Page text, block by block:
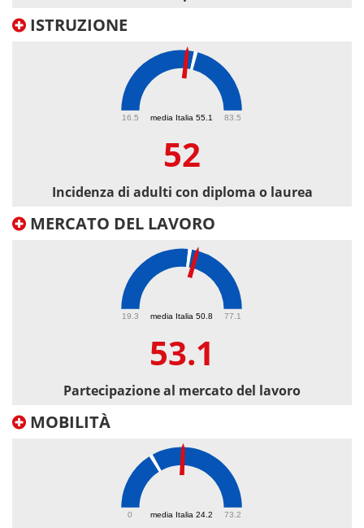
ISTRUZIONE
media Italia 55.1
16.5 83.5
52
Incidenza di adulti con diploma o laurea
MERCATO DEL LAVORO
media Italia 50.8
19.3 77.1
53.1
Partecipazione al mercato del lavoro
MOBILITÀ
media Italia 24.2
0 73.2